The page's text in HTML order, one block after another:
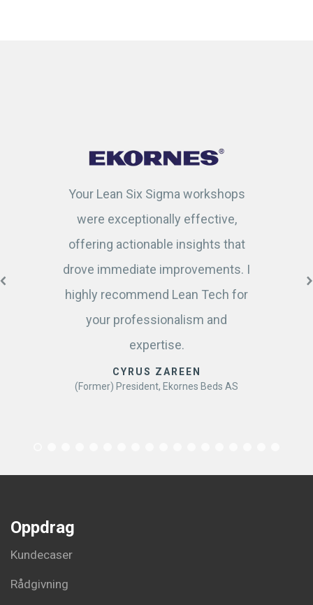
Your Lean Six Sigma workshops
were exceptionally effective,
offering actionable insights that
drove immediate improvements. I
highly recommend Lean Tech for
your professionalism and
expertise.
CYRUS ZAREEN
(Former) President, Ekornes Beds AS
Oppdrag
Kundecaser
Rådgivning